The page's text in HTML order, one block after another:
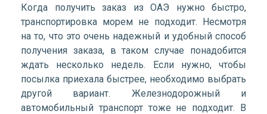
Когда получить заказ из ОАЭ нужно быстро,
транспортировка морем не подходит. Несмотря
на то, что это очень надежный и удобный способ
получения заказа, в таком случае понадобится
ждать несколько недель. Если нужно, чтобы
посылка приехала быстрее, необходимо выбрать
другой вариант. Железнодорожный и
автомобильный транспорт тоже не подходит. В